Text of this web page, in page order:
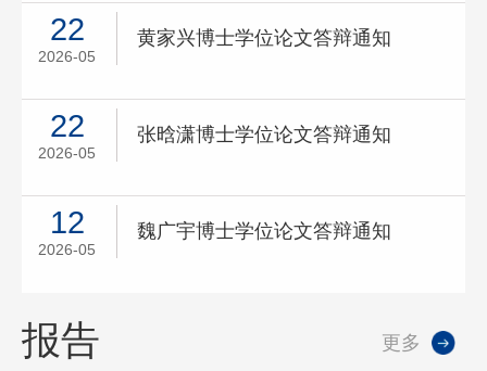
22
2026-05
黄家兴博士学位论文答辩通知
22
2026-05
张晗潇博士学位论文答辩通知
12
2026-05
魏广宇博士学位论文答辩通知
报告 更多